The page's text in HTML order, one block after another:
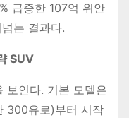
급증한 107억 위안
는 결과다.
SUV
보인다. 기본 모델은
300유로)부터 시작